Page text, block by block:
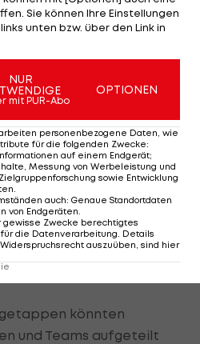
sagt der Bayer
dpa. Selbst
oder drei Euro käme
weltweit wichtigsten
für das Fernsehen, die
an die Rennorganisatoren
Die Mannschaften müssen
durch Sponsoren
alle. Wir
aus
FC Bayern sind es 25
könnten
und Teams aufgeteilt
Sie können Ihre Einstellungen
unten bzw. über den Link in
NUR
mit PUR-Abo
OPTIONEN
personenbezogene Daten, wie
für die folgenden Zwecke:
auf einem Endgerät;
Messung von Werbeleistung und
sowie Entwicklung
.
auch: Genaue Standortdaten
von Endgeräten.
Zwecke berechtigtes
die Datenverarbeitung. Details
auszuüben, sind hier